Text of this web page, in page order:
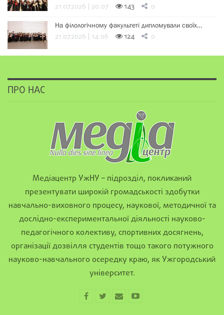
21.07.2026 | 20:07 143 0
На філологічному факультеті дипломували своїх…
21.07.2026 | 14:06 124 0
ПРО НАС
Медіацентр УжНУ – підрозділ, покликаний
презентувати широкій громадськості здобутки
навчально-виховного процесу, наукової, методичної та
дослідно-експериментальної діяльності науково-
педагогічного колективу, спортивних досягнень,
організації дозвілля студентів тощо такого потужного
науково-навчального осередку краю, як Ужгородський
університет.